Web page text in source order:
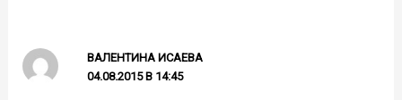
ВАЛЕНТИНА ИСАЕВА
04.08.2015 В 14:45